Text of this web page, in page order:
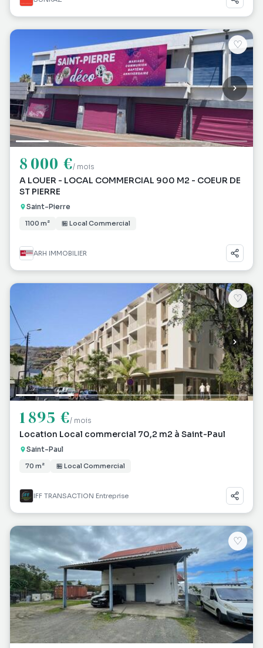
♡
8 000 €/ mois
A LOUER - LOCAL COMMERCIAL 900 M2 - COEUR DE
ST PIERRE
Saint-Pierre
1100 m² 🏪 Local Commercial
ARH IMMOBILIER
♡
1 895 €/ mois
Location Local commercial 70,2 m2 à Saint-Paul
Saint-Paul
70 m² 🏪 Local Commercial
IFF TRANSACTION Entreprise
♡